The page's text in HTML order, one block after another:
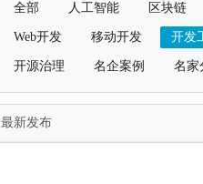
全部 人工智能 区块链
Web开发 移动开发 开发
开源治理 名企案例 名家
最新发布